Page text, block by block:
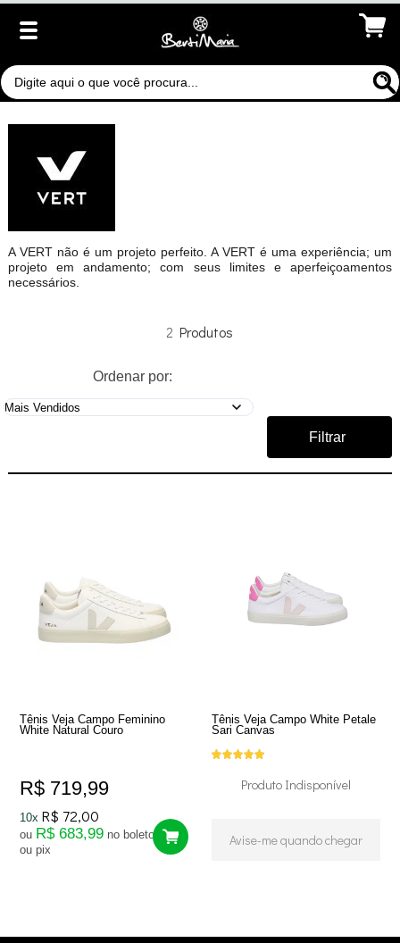
A VERT não é um projeto perfeito. A VERT é uma experiência; um
projeto em andamento; com seus limites e aperfeiçoamentos
necessários.
2
Ordenar por:
Filtrar
Tênis Veja Campo Feminino
White Natural Couro
R$ 719,99
10x R$ 72,00
ou R$ 683,99 no boleto
ou pix
Tênis Veja Campo White Petale
Sari Canvas
Produto Indisponível
Avise-me quando chegar